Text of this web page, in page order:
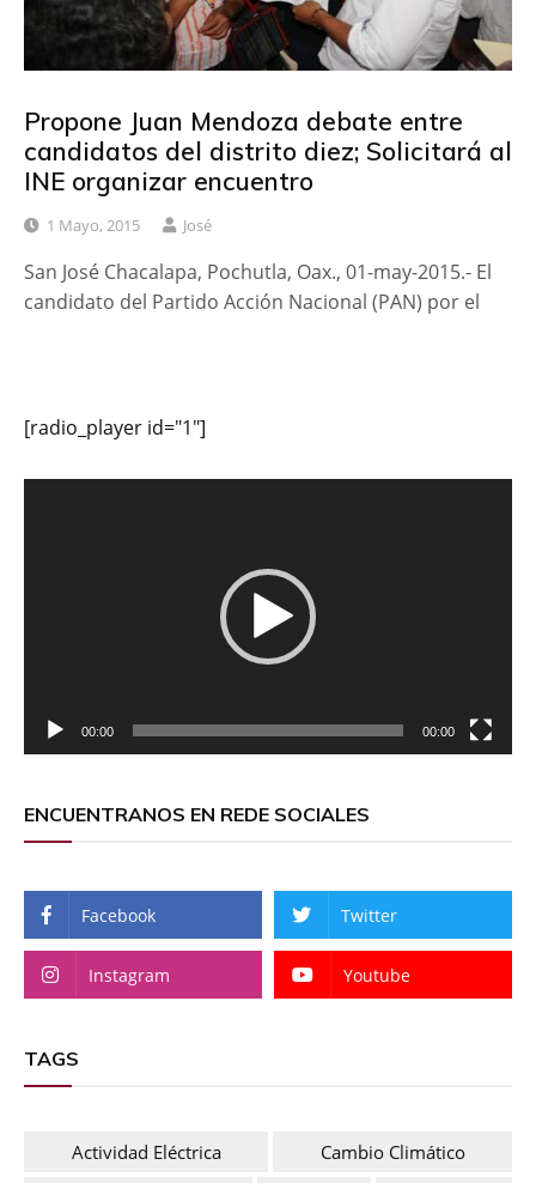
Propone Juan Mendoza debate entre
candidatos del distrito diez; Solicitará al
INE organizar encuentro
1 Mayo, 2015 José
San José Chacalapa, Pochutla, Oax., 01-may-2015.- El
candidato del Partido Acción Nacional (PAN) por el
[radio_player id="1"]
00:00 00:00
ENCUENTRANOS EN REDE SOCIALES
Facebook Twitter
Instagram Youtube
TAGS
Actividad Eléctrica
Cambio Climático